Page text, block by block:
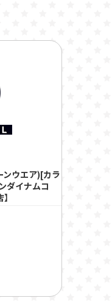
ンウエア)[カラ
ダイナムコ